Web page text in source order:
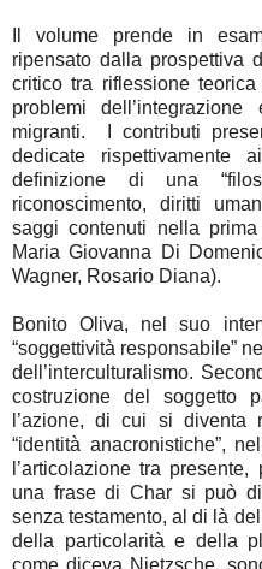
Il volume prende in
ripensato dalla prospettiva
critico tra riflessione
problemi
migranti. I contributi
dedicate rispettivamente
definizione di una
riconoscimento, diritti
saggi contenuti nella prima
Maria Giovanna Di
Wagner, Rosario Diana).
Bonito Oliva, nel suo intervento, sviluppa il tema della “soggettività responsabile” nell’epoca del multiculturalismo e dell’interculturalismo. Secondo la studiosa, l’itinerario della costruzione del soggetto passa attraverso l’esistenza e l’azione, di cui si diventa responsabili in uno spazio di “identità anacronistiche”, nelle quali è difficile riconoscere l’articolazione tra presente, passato e futuro. Riprendendo una frase di Char si può dire che «l’umanità stessa vive senza testamento, al di là del colore della pelle, della lingua, della particolarità e della pluralità» (p. 33). Le immagini, come diceva Nietzsche, sono favole, monete senza valore, in cui si è smarrita l’apertura all’umano. «Solo l’immagine dialettica - conclude Bonito Oliva - può riaprire un gioco infinito di rifrazioni tra presente e passato, tra proprio e comune per catturare il senso di un’etica del riconoscimento responsabile (...).» (ibidem). Nel suo contributo, Di Domenico muove da un’espressione di Morin («“L’identità complessa della nostra identità ci sfugge”», p. 37) per sostenere che, nonostante i progressi del sapere, noi restiamo «“un mistero per noi stessi”» (ibidem). Se, per un verso, il mondo è spinto da un potente “quadrimotore” che sta dando vita ad «“un nuovo Leviatano di carattere planetario”» (p. 46), per altro verso, osserva Morin, c’è una “seconda elica”, contraria alla prima, che muove l’umanità e si caratterizza per la consapevolezza di una «“patria terrestre che prepara una cittadinanza planetaria”» (ibidem). Quale sarà «l’identità futura dell’umanità?», si chiede allora Di Domenico. Per uscire dall’impasse Morin risponde che è la coscienza a distinguere l’essere umano dagli altri esseri viventi, in quanto “macchine non banali”, dipendenti ma autonomi (p. 48). Riappropriarci delle «“forme nascenti del linguaggio, della mente, della coscienza”», ci permetterà dunque di essere i “piloti” del vascello-terra: «“l’originale è l’essere incompiuto dalla nascita, è l’infanzia salvaguardata nell’età, è la polivalenza e le molteplici potenzialità di homo complexus, è la comunità di una società”» (p. 49). Martirano, poi, ridiscute il significato di una filosofia interculturale a partire dall’analisi del rapporto io-tu nell’ontologia di De Finance, nella filosofia della cultura di Cassirer e nell’etica di Lévinas, passando per Geetz, Amselle e Piovani. Sulla scia di Waldenfels, anche per Martirano «il dialogo interculturale può essere costruito solo attraverso una pratica storica e contingente che, tenendo conto dell’asimmetria tra il proprio e l’estraneo, escluda qualsiasi primato o egemonia ontologica, qualsiasi egocentrismo o altro centrismo, e si muova nella direzione della costituzione di una “sfera intermedia” in cui sempre di nuovo il dialogo viene aperto» (pp. 65-66). Sulla scorta della lezione dei sociologi contemporanei Beck e Bauman, il lavoro di Wagner indica nel concetto di individuo uno degli aspetti distintivi dell’identità del soggetto contemporaneo. L’identità contemporanea individualizzata pervade, attraverso i canali dell’economia globale, la vita dei singoli e delle collettività. «La tesi di fondo di questo contributo - scrive Wagner - è che l’individuo globale e interculturale viva la propria condizione, sempre e ovunque si trovi, come un a priori, cioè a prescindere dall’esperienza empirica personale che a questa condizione re-agisce» (p. 71). Diana ricostruisce la genesi filosofica dell’idea di un Io plurimo: da Aristotele a Montaigne, da Hume a Novalis, da Nietzsche a Pirandello, fino a Sen. Lo studioso approfondisce, inoltre, il nesso fra la questione delle identità plurime e quella della identificazione (cfr. p. 89), introducendo, sulle tracce di Vico, Kant e Lévinas, il tema della visione intuitiva del volto. Diana ricorda che quella che Sen chiama «“l’inaggirabile natura plurale delle nostre identità”» rappresenta «una risorsa ancora più interessante per le questioni connesse all’integrazione interculturale» (p. 91). I contributi della seconda parte del volume vertono sul tema del riconoscimento (Mariafilomena Anzalone, Giuseppe S. Bentivegna, Victor R. Martín Fiorino, Vanna Gessa Kurotschka, Francesca R. Recchia Luciani, Maria Letizia Pelosi). Anzalone apre questa sezione indagando il rapporto tra giustizia e riconoscimento nell’età della globalizzazione dalla prospettiva di Karl-Otto Apel. Quest’ultimo, infatti, è convinto della possibilità di fondare razionalmente l’etica sulla base di principi a priori validi universalmente, che costituirebbero l’ossatura di una «“macroetica planetaria fondata razionalmente di giustizia e co-responsabilità valide